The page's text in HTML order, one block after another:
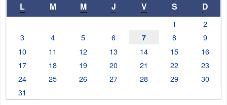
L M M J V S D
1
2
3
4 5 6 7 8
9
10
11 12 13 14 15
16
17
18 19 20 21 22
23
24
25 26 27 28 29
30
31